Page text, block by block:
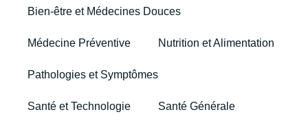
Bien-être et Médecines Douces
Médecine Préventive Nutrition et Alimentation
Pathologies et Symptômes
Santé et Technologie Santé Générale